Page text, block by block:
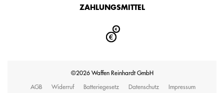
ZAHLUNGSMITTEL
©2026 Waffen Reinhardt GmbH
AGB
Widerruf Batteriegesetz Datenschutz
Impressum